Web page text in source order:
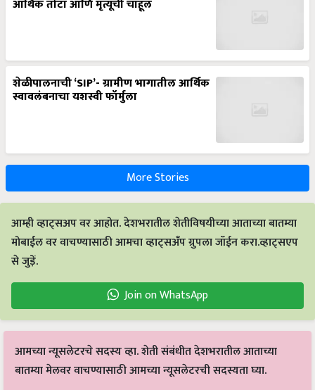
आर्थिक तोटा आणि मृत्यूची चाहूल
शेळीपालनाची ‘SIP’- ग्रामीण भागातील आर्थिक
स्वावलंबनाचा यशस्वी फॉर्मुला
More Stories
आम्ही व्हाट्सअप वर आहोत. देशभरातील शेतीविषयीच्या आताच्या बातम्या
मोबाईल वर वाचण्यासाठी आमचा व्हाट्सअँप ग्रुपला जॉईन करा.व्हाट्सएप
से जुड़ें.
Join on WhatsApp
आमच्या न्यूसलेटरचे सदस्य व्हा. शेती संबंधीत देशभरातील आताच्या
बातम्या मेलवर वाचण्यासाठी आमच्या न्यूसलेटरची सदस्यता घ्या.